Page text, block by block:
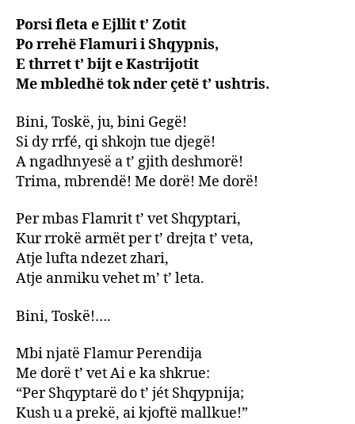
Porsi fleta e Ejllit t’ Zotit
Po rrehë Flamuri i Shqypnis,
E thrret t’ bijt e Kastrijotit
Me mbledhë tok nder çetë t’ ushtris.
Bini, Toskë, ju, bini Gegë!
Si dy rrfé, qi shkojn tue djegë!
A ngadhnyesë a t’ gjith deshmorë!
Trima, mbrendë! Me dorë! Me dorë!
Per mbas Flamrit t’ vet Shqyptari,
Kur rrokë armët per t’ drejta t’ veta,
Atje lufta ndezet zhari,
Atje anmiku vehet m’ t’ leta.
Bini, Toskë!….
Mbi njatë Flamur Perendija
Me dorë t’ vet Ai e ka shkrue:
“Per Shqyptarë do t’ jét Shqypnija;
Kush u a prekë, ai kjoftë mallkue!”